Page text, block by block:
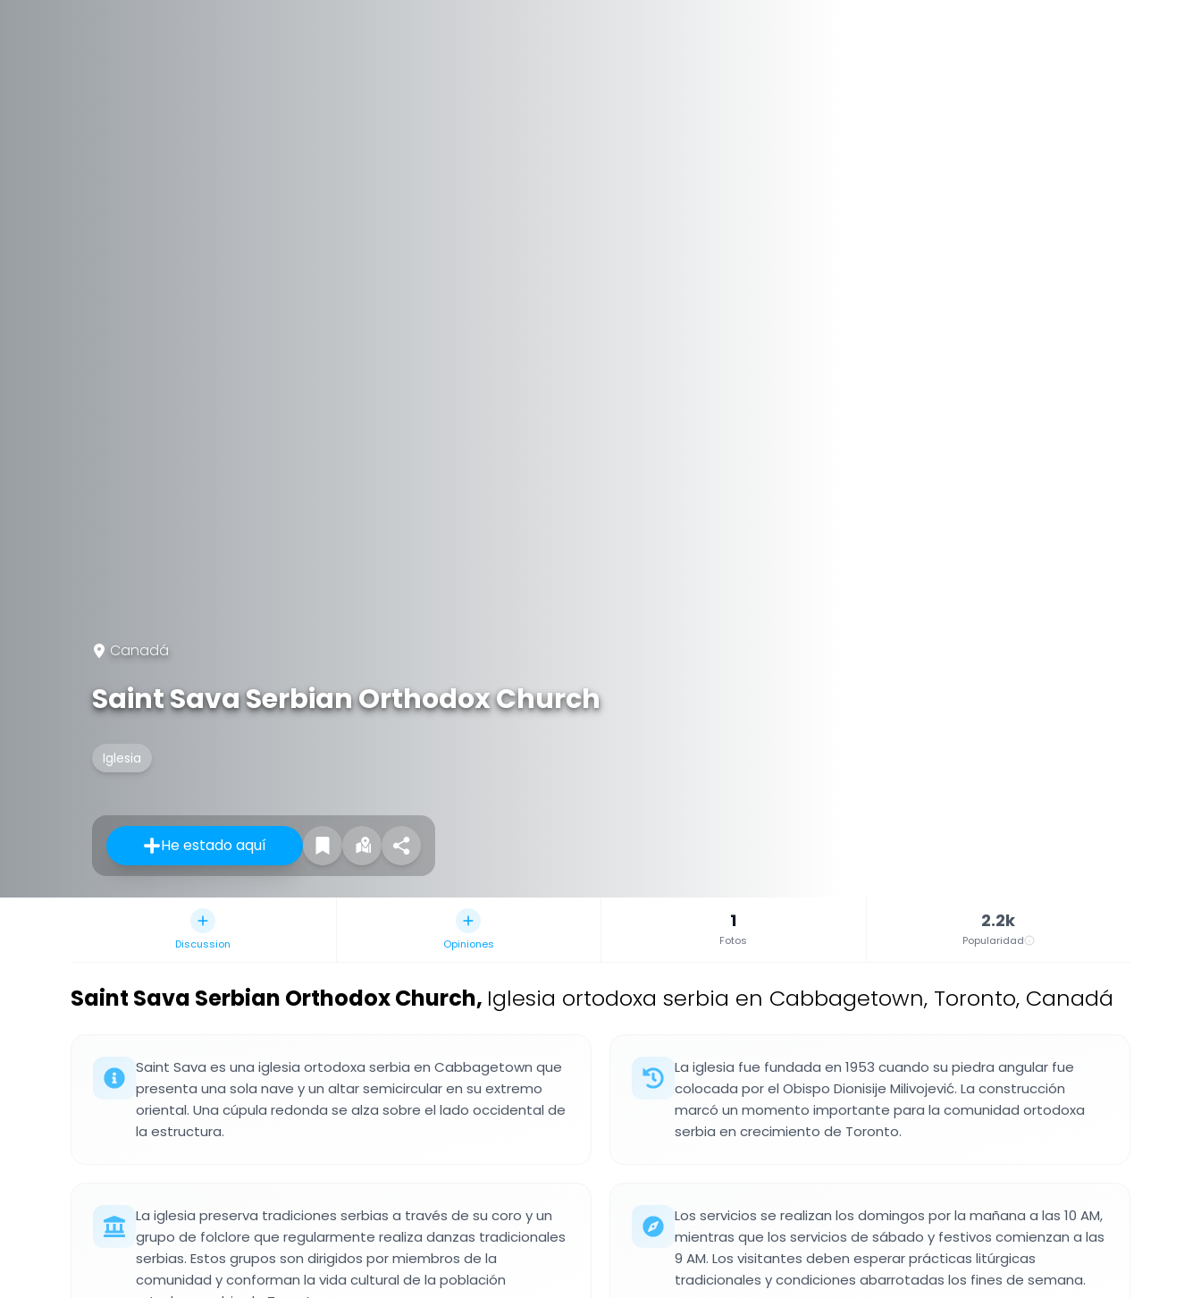
Canadá
Saint Sava Serbian Orthodox Church
Iglesia
He estado aquí
Discussion Opiniones
1
Fotos
2.2k
Popularidad
Saint Sava Serbian Orthodox Church, Iglesia ortodoxa serbia en Cabbagetown, Toronto, Canadá
Saint Sava es una iglesia ortodoxa serbia en Cabbagetown que
presenta una sola nave y un altar semicircular en su extremo
oriental. Una cúpula redonda se alza sobre el lado occidental de
la estructura.
La iglesia fue fundada en 1953 cuando su piedra angular fue
colocada por el Obispo Dionisije Milivojević. La construcción
marcó un momento importante para la comunidad ortodoxa
serbia en crecimiento de Toronto.
La iglesia preserva tradiciones serbias a través de su coro y un
grupo de folclore que regularmente realiza danzas tradicionales
serbias. Estos grupos son dirigidos por miembros de la
comunidad y conforman la vida cultural de la población
Los servicios se realizan los domingos por la mañana a las 10 AM,
mientras que los servicios de sábado y festivos comienzan a las
9 AM. Los visitantes deben esperar prácticas litúrgicas
tradicionales y condiciones abarrotadas los fines de semana.